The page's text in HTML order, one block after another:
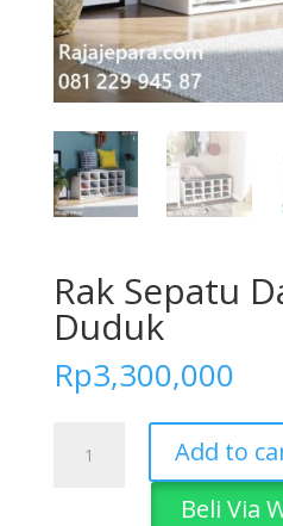
Rak Sepatu
Duduk
Rp3,300,000
Sepatu
Add to
Beli Via